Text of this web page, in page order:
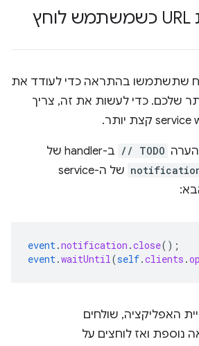
פתיחת כתובת URL כשמשתמש לוחץ
בהתראה כדי לעודד את
כדי לעשות את זה, צריך
// TODO
ב-handler של
של ה-service
event.notification.close
event.waitUntil(self.clients
האפליקציה, שולחים
ואז לוחצים על